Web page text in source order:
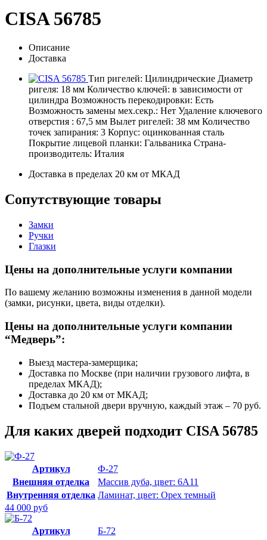
CISA 56785
Описание
Доставка
Тип ригелей: Цилиндрические Диаметр
ригеля: 18 мм Количество ключей: в зависимости от
цилиндра Возможность перекодировки: Есть
Возможность замены мех.секр.: Нет Удаление ключевого
отверстия : 67,5 мм Вылет ригелей: 38 мм Количество
точек запирания: 3 Корпус: оцинкованная сталь
Покрытие лицевой планки: Гальваника Страна-
производитель: Италия
Доставка в пределах 20 км от МКАД
Сопутствующие товары
Замки
Ручки
Глазки
Цены на дополнительные услуги компании
По вашему желанию возможны изменения в данной модели
(замки, рисунки, цвета, виды отделки).
Цены на дополнительные услуги компании
“Медверь”:
Выезд мастера-замерщика;
Доставка по Москве (при наличии грузового лифта, в
пределах МКАД);
Доставка до 20 км от МКАД;
Подъем стальной двери вручную, каждый этаж – 70 руб.
Для каких дверей подходит CISA 56785
Артикул
Ф-27
Внешняя отделка
Массив дуба, цвет: 6А11
Внутренняя отделка Ламинат, цвет: Орех темный
44 000 руб
Артикул
Б-72